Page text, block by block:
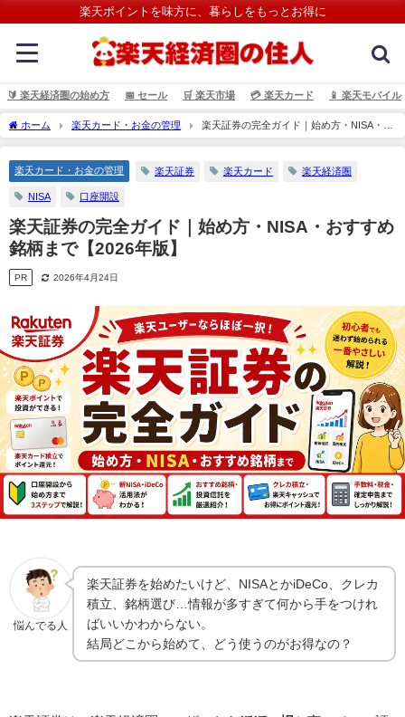
楽天ポイントを味方に、暮らしをもっとお得に
🔰 楽天経済圏の始め方 📅 セール 🛒 楽天市場 💳️ 楽天カード 📱 楽天モバイル
ホーム 楽天カード・お金の管理
楽天証券の完全ガイド｜始め方・NISA・お
すすめ銘柄まで【2026年版】
楽天カード・お金の管理 楽天証券 楽天カード 楽天経済圏
NISA 口座開設
楽天証券の完全ガイド｜始め方・NISA・おすすめ
銘柄まで【2026年版】
PR 2026年4月24日
悩んでる人
楽天証券を始めたいけど、NISAとかiDeCo、クレカ
積立、銘柄選び…情報が多すぎて何から手をつけれ
ばいいかわからない。
結局どこから始めて、どう使うのがお得なの？